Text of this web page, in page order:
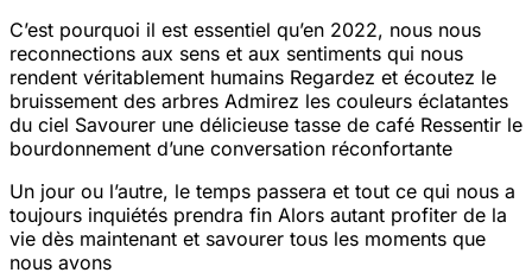
C’est pourquoi il est essentiel qu’en 2022, nous nous
reconnections aux sens et aux sentiments qui nous
rendent véritablement humains Regardez et écoutez le
bruissement des arbres Admirez les couleurs éclatantes
du ciel Savourer une délicieuse tasse de café Ressentir le
bourdonnement d’une conversation réconfortante
Un jour ou l’autre, le temps passera et tout ce qui nous a
toujours inquiétés prendra fin Alors autant profiter de la
vie dès maintenant et savourer tous les moments que
nous avons